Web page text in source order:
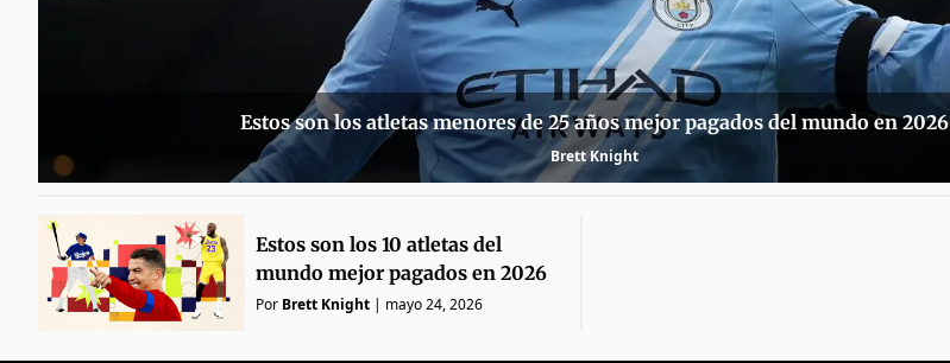
Estos son los atletas menores de 25 años mejor pagados del mundo en 2026
Brett Knight
Estos son los 10 atletas del
mundo mejor pagados en 2026
Por Brett Knight| mayo 24, 2026